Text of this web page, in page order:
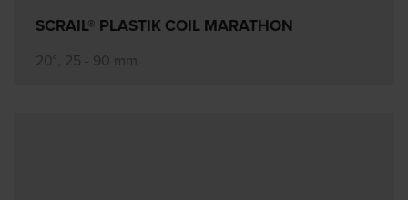
SCRAIL® PLASTIK COIL MARATHON
20°, 25 - 90 mm